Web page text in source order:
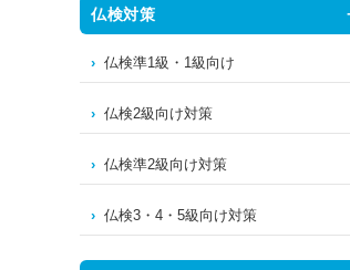
仏検対策
仏検準1級・1級向け
仏検2級向け対策
仏検準2級向け対策
仏検3・4・5級向け対策